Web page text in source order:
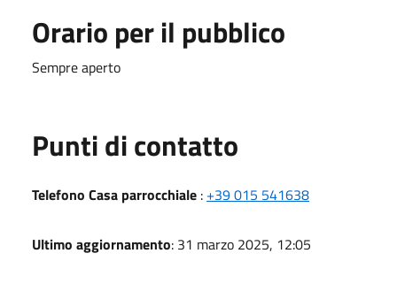
Orario per il pubblico
Sempre aperto
Punti di contatto
Telefono Casa parrocchiale : +39 015 541638
Ultimo aggiornamento: 31 marzo 2025, 12:05